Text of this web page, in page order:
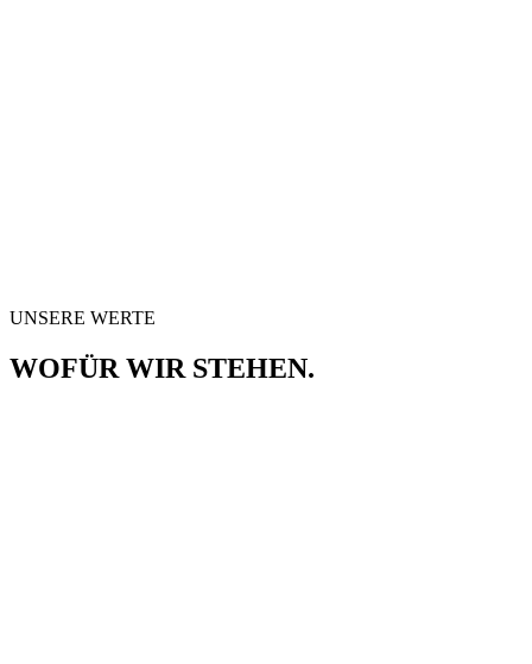
UNSERE WERTE
WOFÜR WIR STEHEN.